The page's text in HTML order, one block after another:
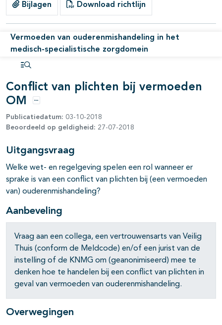
Bijlagen Download richtlijn
Vermoeden van ouderenmishandeling in het
medisch-specialistische zorgdomein
open- en dichtklappen
Conflict van plichten bij vermoeden
OM
Opties
Publicatiedatum: 03-10-2018
Beoordeeld op geldigheid: 27-07-2018
Uitgangsvraag
Welke wet- en regelgeving spelen een rol wanneer er
sprake is van een conflict van plichten bij (een vermoeden
van) ouderenmishandeling?
Aanbeveling
Vraag aan een collega, een vertrouwensarts van Veilig
Thuis (conform de Meldcode) en/of een jurist van de
instelling of de KNMG om (geanonimiseerd) mee te
denken hoe te handelen bij een conflict van plichten in
geval van vermoeden van ouderenmishandeling.
Overwegingen